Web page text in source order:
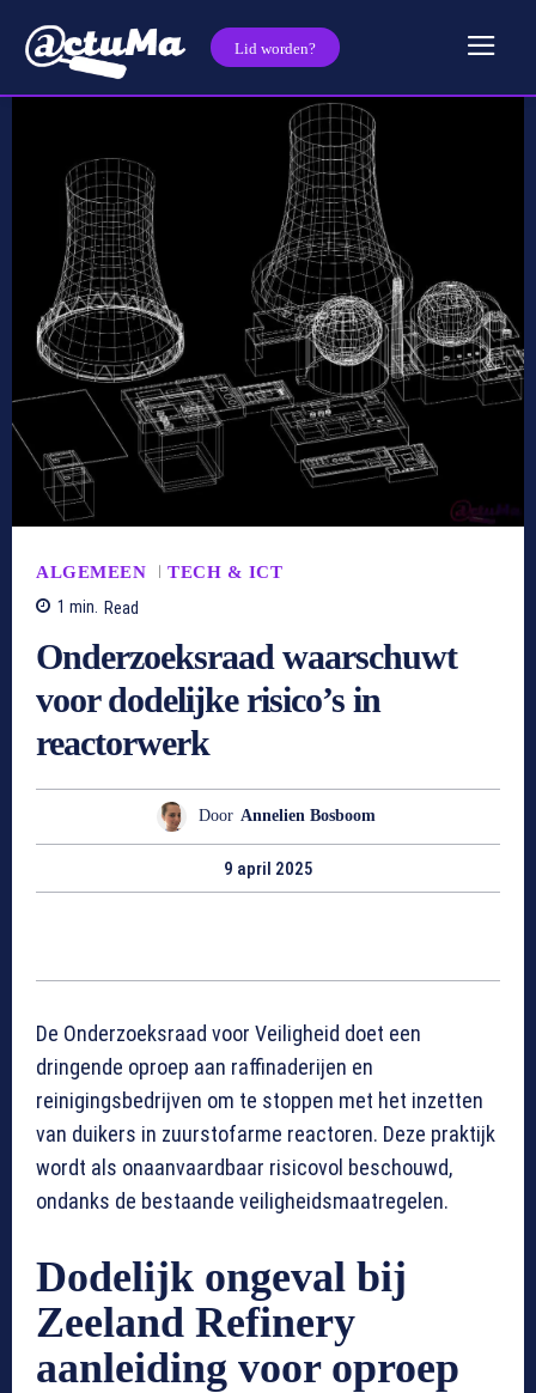
Lid worden?
ALGEMEEN
TECH & ICT
1 min. Read
Onderzoeksraad waarschuwt
voor dodelijke risico’s in
reactorwerk
Door Annelien Bosboom
9 april 2025
De Onderzoeksraad voor Veiligheid doet een
dringende oproep aan raffinaderijen en
reinigingsbedrijven om te stoppen met het inzetten
van duikers in zuurstofarme reactoren. Deze praktijk
wordt als onaanvaardbaar risicovol beschouwd,
ondanks de bestaande veiligheidsmaatregelen.
Dodelijk ongeval bij
Zeeland Refinery
aanleiding voor oproep